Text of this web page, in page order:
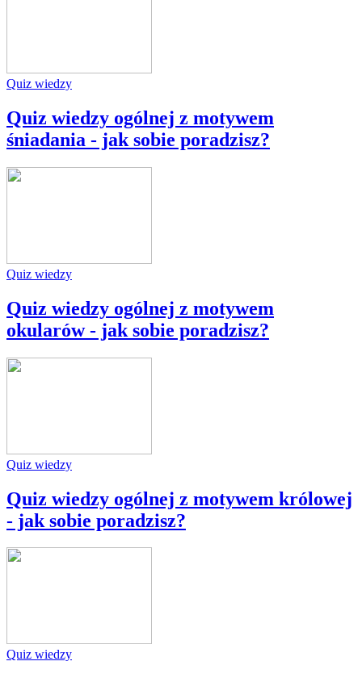
Quiz wiedzy
Quiz wiedzy ogólnej z motywem
śniadania - jak sobie poradzisz?
Quiz wiedzy
Quiz wiedzy ogólnej z motywem
okularów - jak sobie poradzisz?
Quiz wiedzy
Quiz wiedzy ogólnej z motywem królowej
- jak sobie poradzisz?
Quiz wiedzy